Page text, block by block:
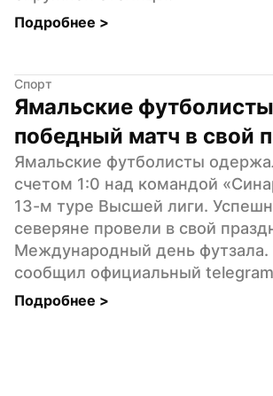
Подробнее >
Спорт
Ямальские
победный матч в свой
Ямальские футболисты
счетом 1:0 над командой
13-м туре Высшей лиги.
северяне провели в свой
Международный день футзала.
сообщил официальный
Подробнее >